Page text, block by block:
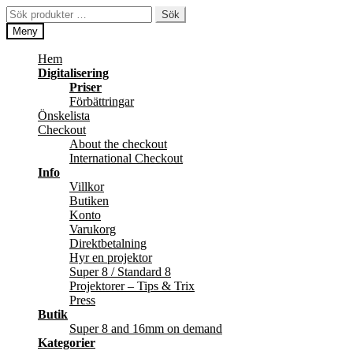
Hoppa
till
navigering
Hoppa
till
innehåll
Sök
efter:
Sök
Meny
Hem
Digitalisering
Priser
Förbättringar
Önskelista
Checkout
About the checkout
International Checkout
Info
Villkor
Butiken
Konto
Varukorg
Direktbetalning
Hyr en projektor
Super 8 / Standard 8
Projektorer – Tips & Trix
Press
Butik
Super 8 and 16mm on demand
Kategorier